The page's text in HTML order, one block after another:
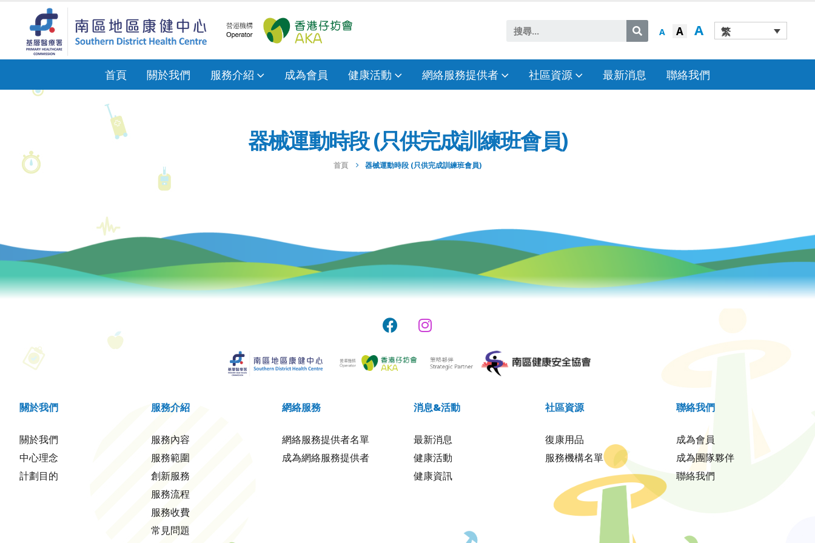
A A A 繁
首頁 關於我們 服務介紹 成為會員 健康活動 網絡服務提供者 社區資源 最新消息 聯絡我們
器械運動時段 (只供完成訓練班會員)
首頁 器械運動時段 (只供完成訓練班會員)
關於我們
關於我們
中心理念
計劃目的
服務介紹
服務內容
服務範圍
創新服務
服務流程
服務收費
常見問題
網絡服務
網絡服務提供者名單
成為網絡服務提供者
消息&活動
最新消息
健康活動
健康資訊
社區資源
復康用品
服務機構名單
聯絡我們
成為會員
成為團隊夥伴
聯絡我們